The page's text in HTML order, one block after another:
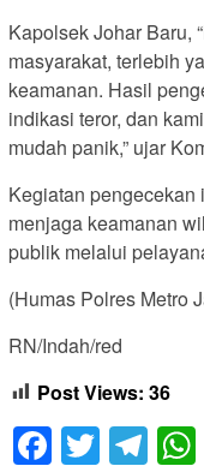
Kapolsek Johar Baru,
masyarakat, terlebih
keamanan. Hasil
indikasi teror, dan
mudah panik,” ujar
Kegiatan
menjaga keamanan
publik melalui
(Humas Polres Metro
RN/Indah/red
Post Views: 36